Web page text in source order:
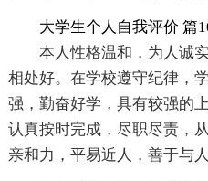
大学生个人自我评价 篇
本人性格温和，为人诚
相处好。在学校遵守纪律，
强，勤奋好学，具有较强的
认真按时完成，尽职尽责，
亲和力，平易近人，善于与人